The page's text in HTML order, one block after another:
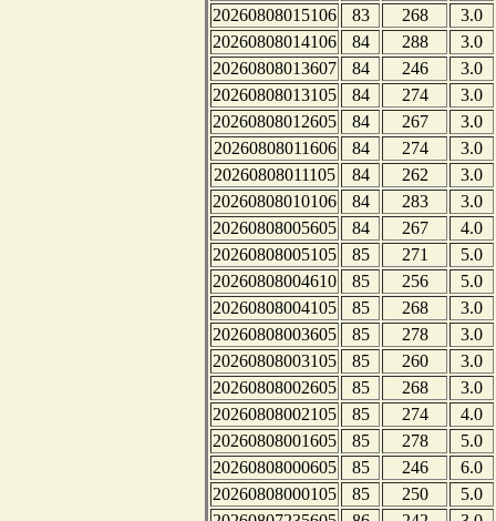
20260808015106
83 268
3.0
20260808014106
84 288
3.0
20260808013607
84 246
3.0
20260808013105
84 274
3.0
20260808012605
84 267
3.0
20260808011606
84 274
3.0
20260808011105
84 262
3.0
20260808010106
84 283
3.0
20260808005605
84 267
4.0
20260808005105
85 271
5.0
20260808004610
85 256
5.0
20260808004105
85 268
3.0
20260808003605
85 278
3.0
20260808003105
85 260
3.0
20260808002605
85 268
3.0
20260808002105
85 274
4.0
20260808001605
85 278
5.0
20260808000605
85 246
6.0
20260808000105
85 250
5.0